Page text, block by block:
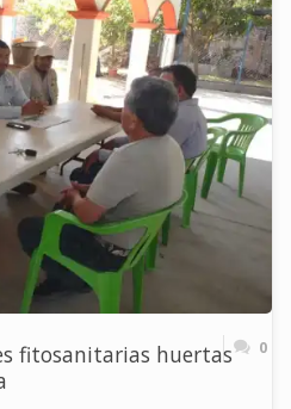
fitosanitarias huertas
0